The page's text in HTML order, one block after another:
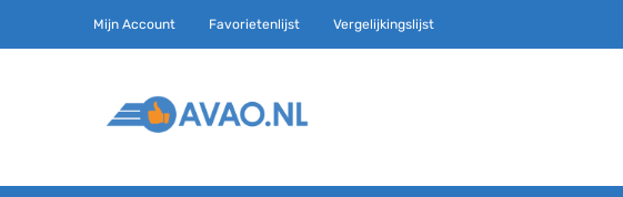
Mijn Account Favorietenlijst Vergelijkingslijst